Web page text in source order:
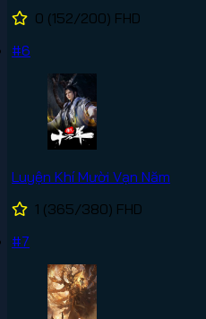
0 (152/200) FHD
#6
Luyện Khí Mười Vạn Năm
1 (365/380) FHD
#7